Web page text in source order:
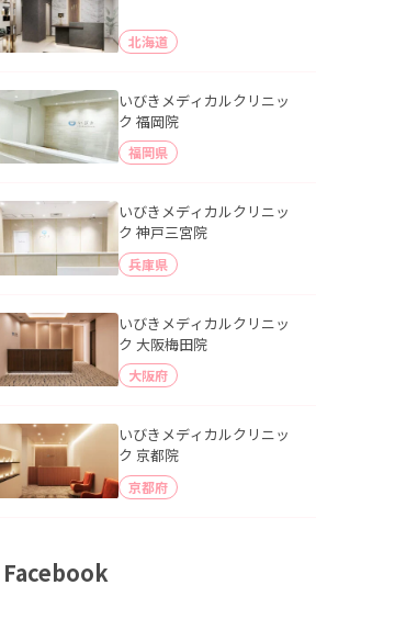
北海道
いびきメディカルクリニッ
ク 福岡院
福岡県
いびきメディカルクリニッ
ク 神戸三宮院
兵庫県
いびきメディカルクリニッ
ク 大阪梅田院
大阪府
いびきメディカルクリニッ
ク 京都院
京都府
Facebook